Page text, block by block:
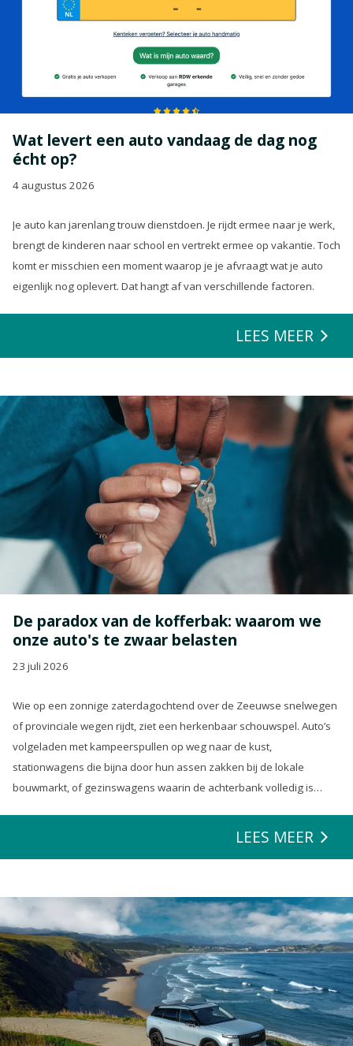
Wat levert een auto vandaag de dag nog
écht op?
4 augustus 2026
Je auto kan jarenlang trouw dienstdoen. Je rijdt ermee naar je werk,
brengt de kinderen naar school en vertrekt ermee op vakantie. Toch
komt er misschien een moment waarop je je afvraagt wat je auto
eigenlijk nog oplevert. Dat hangt af van verschillende factoren.
LEES MEER
De paradox van de kofferbak: waarom we
onze auto's te zwaar belasten
23 juli 2026
Wie op een zonnige zaterdagochtend over de Zeeuwse snelwegen
of provinciale wegen rijdt, ziet een herkenbaar schouwspel. Auto’s
volgeladen met kampeerspullen op weg naar de kust,
stationwagens die bijna door hun assen zakken bij de lokale
bouwmarkt, of gezinswagens waarin de achterbank volledig is
zeulen. We houden van onze auto’s en we verwachten dat ze alles
LEES MEER